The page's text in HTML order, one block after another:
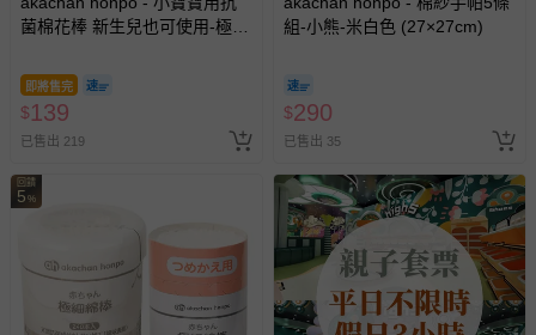
菌棉花棒 新生兒也可使用-極細
即將售完
$139
已售出 219
組-小熊-米白色 (27×27cm)
$290
已售出 35
回饋
5 %